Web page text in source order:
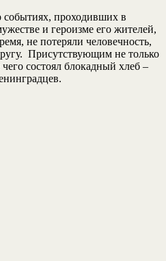
событиях, проходивших в
и героизме его жителей,
не потеряли человечность,
Присутствующим не только
состоял блокадный хлеб –